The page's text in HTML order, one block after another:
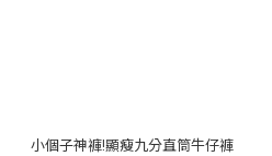
小個子神褲!顯瘦九分直筒牛仔褲